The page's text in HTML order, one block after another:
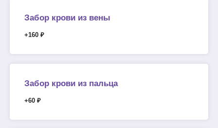
Забор крови из вены
+160 ₽
Забор крови из пальца
+60 ₽